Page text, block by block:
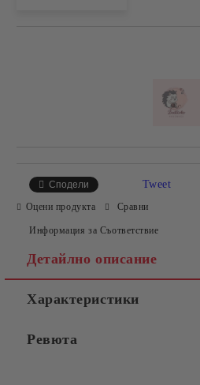
Сподели Tweet
Оцени продукта Сравни
Информация за Съответствие
Детайлно описание
Характеристики
Ревюта